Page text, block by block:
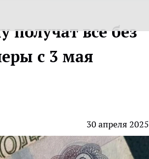
получат все без
с 3 мая
30 апреля 2025